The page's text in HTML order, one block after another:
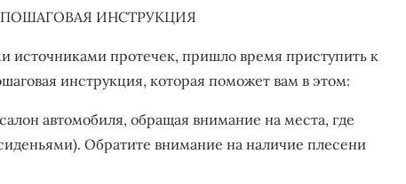
ИНСТРУКЦИЯ
источниками протечек, пришло время приступить к
инструкция, которая поможет вам в этом:
автомобиля, обращая внимание на места, где
Обратите внимание на наличие плесени